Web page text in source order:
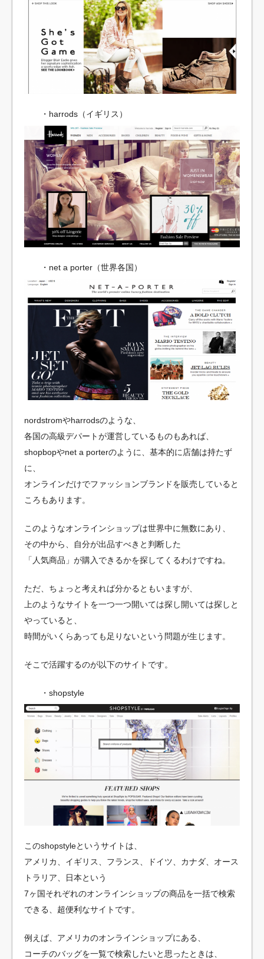
・harrods（イギリス）
・net a porter（世界各国）
nordstromやharrodsのような、
各国の高級デパートが運営しているものもあれば、
shopbopやnet a porterのように、基本的に店舗は持たず
に、
オンラインだけでファッションブランドを販売していると
ころもあります。
このようなオンラインショップは世界中に無数にあり、
その中から、自分が出品すべきと判断した
「人気商品」が購入できるかを探してくるわけですね。
ただ、ちょっと考えれば分かるともいますが、
上のようなサイトを一つ一つ開いては探し開いては探しと
やっていると、
時間がいくらあっても足りないという問題が生じます。
そこで活躍するのが以下のサイトです。
・shopstyle
このshopstyleというサイトは、
アメリカ、イギリス、フランス、ドイツ、カナダ、オース
トラリア、日本という
7ヶ国それぞれのオンラインショップの商品を一括で検索
できる、超便利なサイトです。
例えば、アメリカのオンラインショップにある、
コーチのバッグを一覧で検索したいと思ったときは、